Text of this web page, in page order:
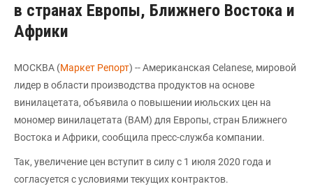
в странах Европы, Ближнего Востока и
Африки
МОСКВА (Маркет Репорт) -- Американская Celanese, мировой
лидер в области производства продуктов на основе
винилацетата, объявила о повышении июльских цен на
мономер винилацетата (ВАМ) для Европы, стран Ближнего
Востока и Африки, сообщила пресс-служба компании.
Так, увеличение цен вступит в силу с 1 июля 2020 года и
согласуется с условиями текущих контрактов.